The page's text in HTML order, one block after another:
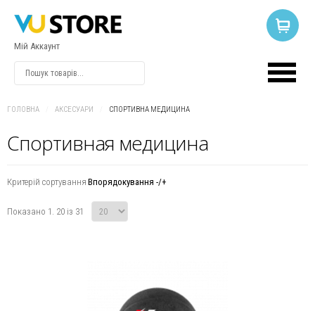
Мій Аккаунт
ГОЛОВНА АКСЕСУАРИ СПОРТИВНА МЕДИЦИНА
Спортивная медицина
Критерій сортування Впорядокування -/+
Показано 1. 20 із 31
ВХІД
Логін
Пароль